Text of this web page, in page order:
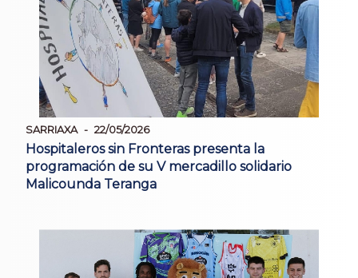
SARRIAXA 22/05/2026
Hospitaleros sin Fronteras presenta la
programación de su V mercadillo solidario
Malicounda Teranga